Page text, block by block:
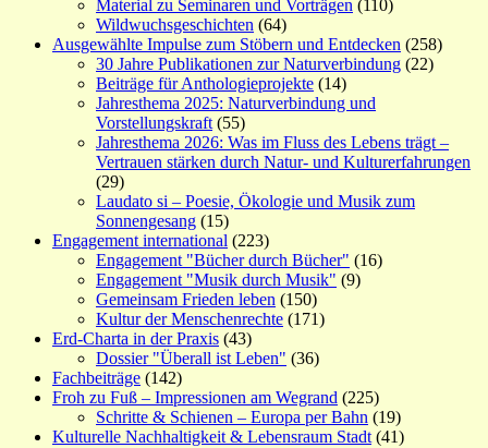
Material zu Seminaren und Vorträgen (110)
Wildwuchsgeschichten (64)
Ausgewählte Impulse zum Stöbern und Entdecken (258)
30 Jahre Publikationen zur Naturverbindung (22)
Beiträge für Anthologieprojekte (14)
Jahresthema 2025: Naturverbindung und
Vorstellungskraft (55)
Jahresthema 2026: Was im Fluss des Lebens trägt –
Vertrauen stärken durch Natur- und Kulturerfahrungen
(29)
Laudato si – Poesie, Ökologie und Musik zum
Sonnengesang (15)
Engagement international (223)
Engagement "Bücher durch Bücher" (16)
Engagement "Musik durch Musik" (9)
Gemeinsam Frieden leben (150)
Kultur der Menschenrechte (171)
Erd-Charta in der Praxis (43)
Dossier "Überall ist Leben" (36)
Fachbeiträge (142)
Froh zu Fuß – Impressionen am Wegrand (225)
Schritte & Schienen – Europa per Bahn (19)
Kulturelle Nachhaltigkeit & Lebensraum Stadt (41)